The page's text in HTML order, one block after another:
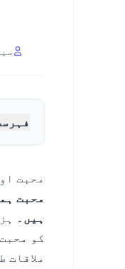
محبت
محبت
ہیں۔
کو